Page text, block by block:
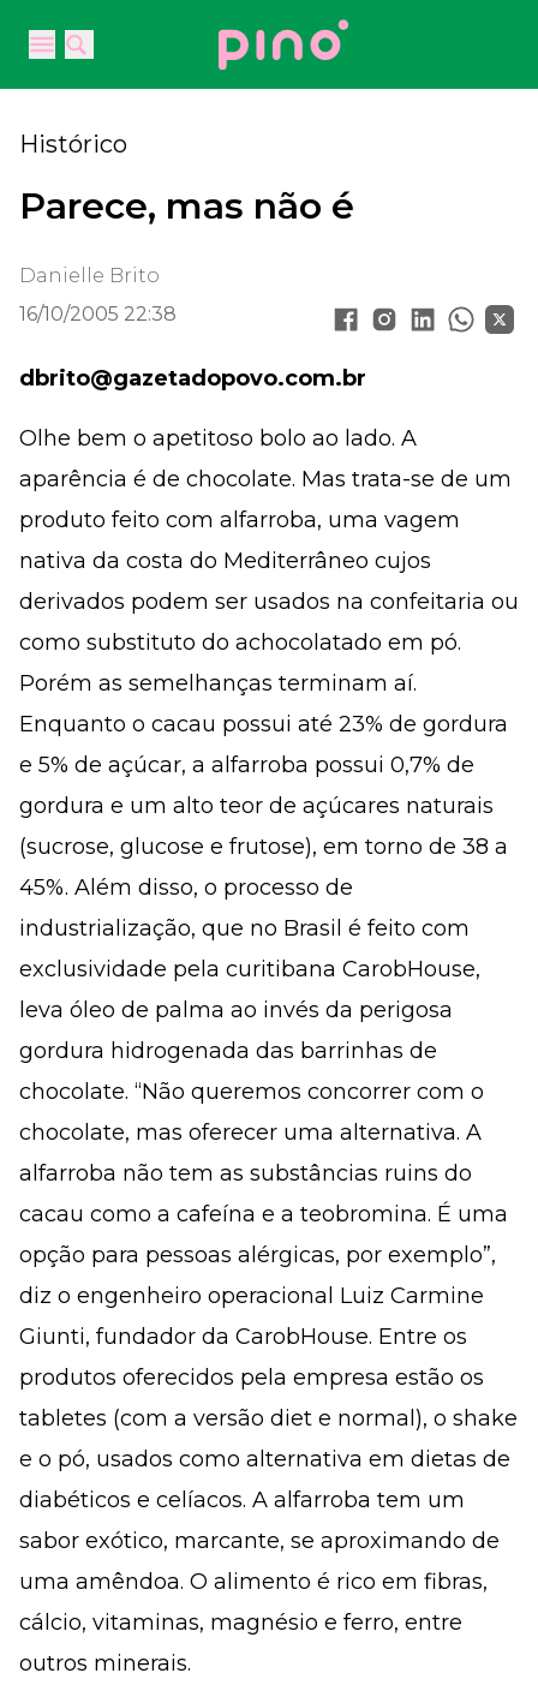
Open main menu
Open main menu
Your Company
Histórico
Parece, mas não é
Danielle Brito
16/10/2005 22:38
dbrito@gazetadopovo.com.br
Olhe bem o apetitoso bolo ao lado. A
aparência é de chocolate. Mas trata-se de um
produto feito com alfarroba, uma vagem
nativa da costa do Mediterrâneo cujos
derivados podem ser usados na confeitaria ou
como substituto do achocolatado em pó.
Porém as semelhanças terminam aí.
Enquanto o cacau possui até 23% de gordura
e 5% de açúcar, a alfarroba possui 0,7% de
gordura e um alto teor de açúcares naturais
(sucrose, glucose e frutose), em torno de 38 a
45%. Além disso, o processo de
industrialização, que no Brasil é feito com
exclusividade pela curitibana CarobHouse,
leva óleo de palma ao invés da perigosa
gordura hidrogenada das barrinhas de
chocolate. “Não queremos concorrer com o
chocolate, mas oferecer uma alternativa. A
alfarroba não tem as substâncias ruins do
cacau como a cafeína e a teobromina. É uma
opção para pessoas alérgicas, por exemplo”,
diz o engenheiro operacional Luiz Carmine
Giunti, fundador da CarobHouse. Entre os
produtos oferecidos pela empresa estão os
tabletes (com a versão diet e normal), o shake
e o pó, usados como alternativa em dietas de
diabéticos e celíacos. A alfarroba tem um
sabor exótico, marcante, se aproximando de
uma amêndoa. O alimento é rico em fibras,
cálcio, vitaminas, magnésio e ferro, entre
outros minerais.